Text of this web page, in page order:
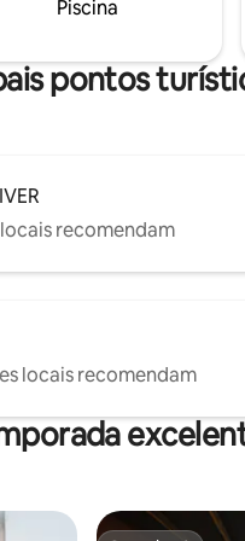
Piscina
pontos
recomendam
locais recomendam